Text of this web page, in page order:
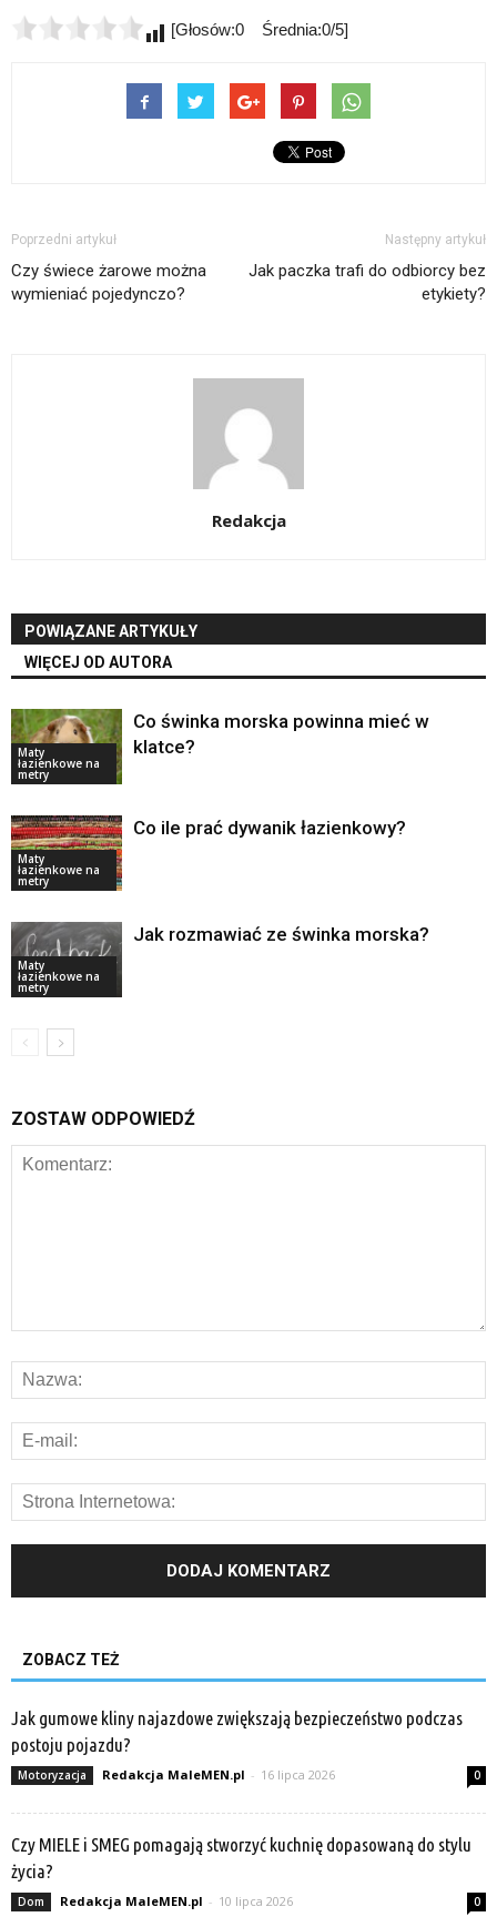
[Głosów:0 Średnia:0/5]
Poprzedni artykuł
Czy świece żarowe można
wymieniać pojedynczo?
Następny artykuł
Jak paczka trafi do odbiorcy bez
etykiety?
Redakcja
POWIĄZANE ARTYKUŁY
WIĘCEJ OD AUTORA
Maty
łazienkowe na
metry
Co świnka morska powinna mieć w
klatce?
Maty
łazienkowe na
metry
Co ile prać dywanik łazienkowy?
Maty
łazienkowe na
metry
Jak rozmawiać ze świnka morska?
ZOSTAW ODPOWIEDŹ
ZOBACZ TEŻ
Jak gumowe kliny najazdowe zwiększają bezpieczeństwo podczas
postoju pojazdu?
Motoryzacja Redakcja MaleMEN.pl - 16 lipca 2026 0
Czy MIELE i SMEG pomagają stworzyć kuchnię dopasowaną do stylu
życia?
Dom Redakcja MaleMEN.pl - 10 lipca 2026 0